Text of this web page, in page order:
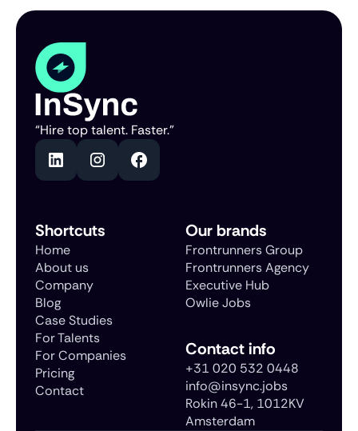
“Hire top talent. Faster.”
Shortcuts
Home
About us
Company
Blog
Case Studies
For Talents
For Companies
Pricing
Contact
Our brands
Frontrunners Group
Frontrunners Agency
Executive Hub
Owlie Jobs
Contact info
+31 020 532 0448
info@insync.jobs
Rokin 46-1, 1012KV
Amsterdam